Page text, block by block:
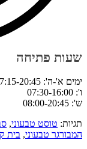
שעות פתיחה
ימים א'-ה': 07:15-20:45
ו': 07:30-16:00
ש': 08:00-20:45
תגיות: טוסט טבעוני,
המבורגר טבעוני, בית